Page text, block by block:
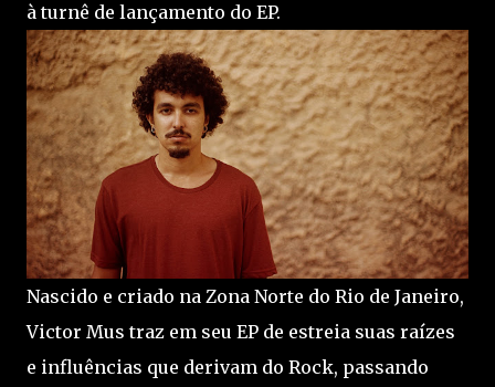
à turnê de lançamento do EP.
Nascido e criado na Zona Norte do Rio de Janeiro,
Victor Mus traz em seu EP de estreia suas raízes
e influências que derivam do Rock, passando